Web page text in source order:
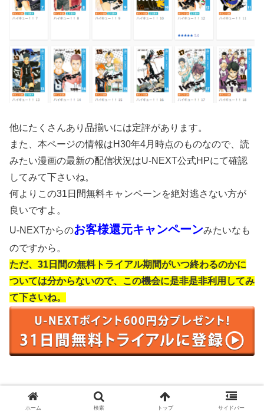
他にたくさんあり品揃いには定評があります。
また、本ページの情報はH30年4月時点のものなので、読
みたい漫画の最新の配信状況はU-NEXT公式HPにて確認
してみて下さいね。
何よりこの31日間無料キャンペーンを絶対逃さない方が
良いですよ。
U-NEXTからのお客様還元キャンペーンみたいなも
のですから。
ただ、31日間の無料トライアル期間がいつ終わるのかに
ついては分からないので、この機会に是非是非利用してみ
て下さいね。
ホーム 検索 トップ サイドバー